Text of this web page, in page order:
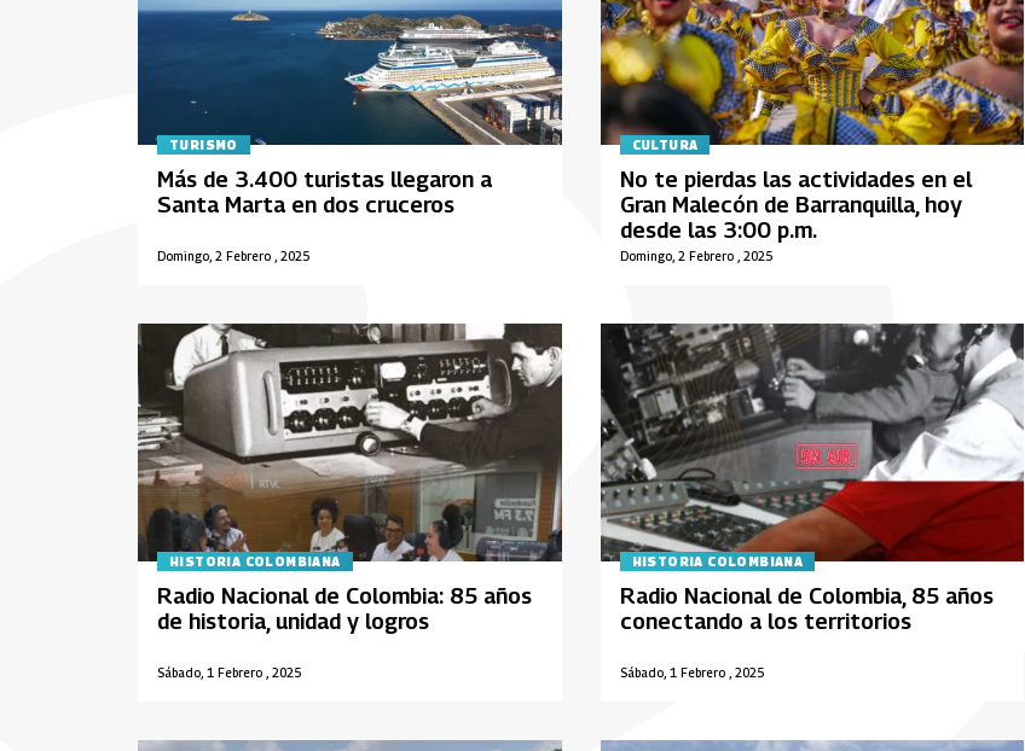
TURISMO
Domingo, 2 Febrero , 2025
Más de 3.400 turistas llegaron a
Santa Marta en dos cruceros
CULTURA
Domingo, 2 Febrero , 2025
No te pierdas las actividades en el
Gran Malecón de Barranquilla, hoy
desde las 3:00 p.m.
HISTORIA COLOMBIANA
Sábado, 1 Febrero , 2025
Radio Nacional de Colombia: 85 años
de historia, unidad y logros
HISTORIA COLOMBIANA
Sábado, 1 Febrero , 2025
Radio Nacional de Colombia, 85 años
conectando a los territorios